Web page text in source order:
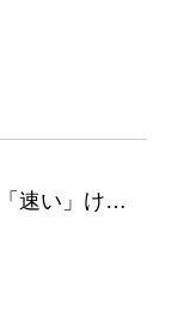
【AI翻訳、使っていますか？】「速い」けど「正しい」は別の話（翻訳ブログ）